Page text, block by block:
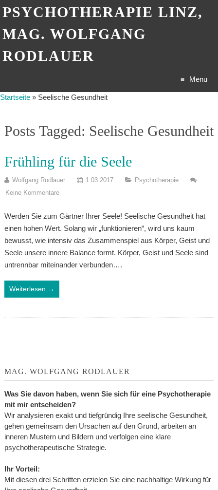
PSYCHOTHERAPIE LINZ,
MAG. WOLFGANG
RODLAUER
Menu
Startseite » Seelische Gesundheit
Posts Tagged: Seelische Gesundheit
Frühling für die Seele
Wolfgang Rodlauer 1.03.2017
Psychotherapie
Keine Kommentare
Werden Sie zum Gärtner Ihrer Seele! Seelische Gesundheit hat
einen hohen Wert. Solang wir „funktionieren“, wird uns kaum
bewusst, wie intensiv das Zusammenspiel aus Körper, Geist und
Seele unsere innere Balance formt. Körper, Geist und Seele sind
untrennbar miteinander verbunden….
Weiterlesen →
MAG. WOLFGANG RODLAUER
Was Sie davon haben, wenn Sie sich für eine Psychotherapie
mit mir entscheiden?
Wir analysieren exakt und tiefgründig Ihre seelische Gesundheit,
gehen gemeinsam den Ursachen auf den Grund, arbeiten an
inneren Mustern und Bildern und verfolgen eine klare
psychotherapeutische Strategie.
Ihr Vorteil:
Mit diesen drei Schritten erzielen Sie eine nachhaltige Wirkung für